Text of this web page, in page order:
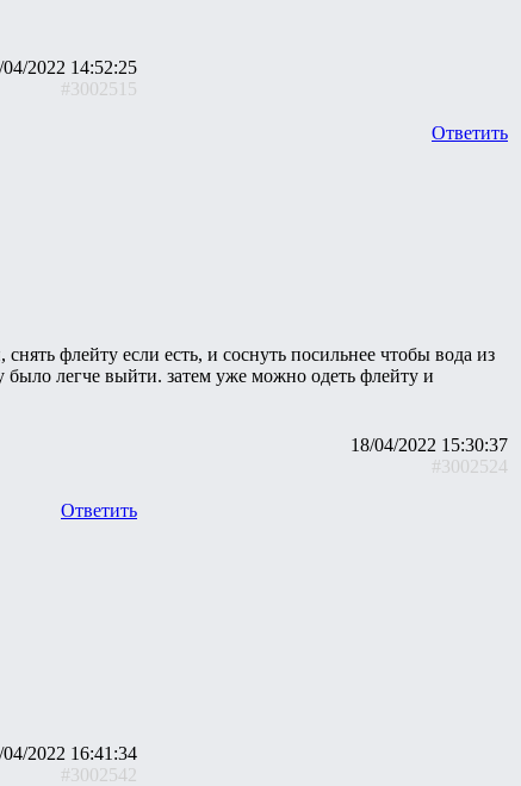
04/2022 14:52:25
#3002515
Ответить
флейту если есть, и соснуть посильнее чтобы вода из
было легче выйти. затем уже можно одеть флейту и
18/04/2022 15:30:37
#3002524
Ответить
04/2022 16:41:34
#3002542